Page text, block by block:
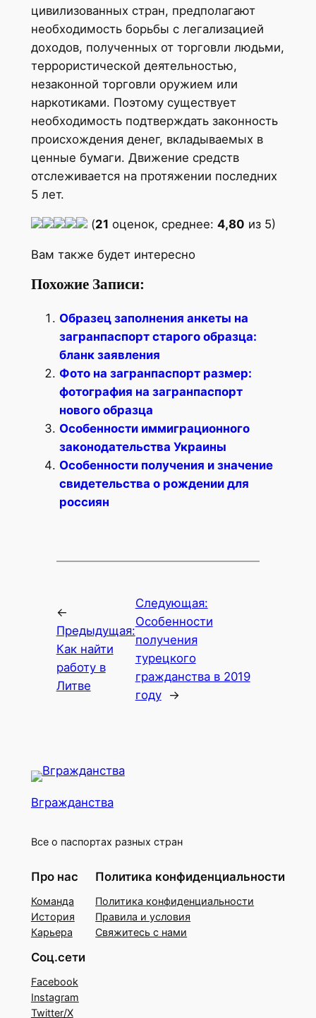
цивилизованных стран, предполагают
необходимость борьбы с легализацией
доходов, полученных от торговли людьми,
террористической деятельностью,
незаконной торговли оружием или
наркотиками. Поэтому существует
необходимость подтверждать законность
происхождения денег, вкладываемых в
ценные бумаги. Движение средств
отслеживается на протяжении последних
5 лет.
(21 оценок, среднее: 4,80 из 5)
Вам также будет интересно
Похожие Записи:
Образец заполнения анкеты на
загранпаспорт старого образца:
бланк заявления
Фото на загранпаспорт размер:
фотография на загранпаспорт
нового образца
Особенности иммиграционного
законодательства Украины
Особенности получения и значение
свидетельства о рождении для
россиян
←
Предыдущая:
Как найти
работу в
Литве
Следующая:
Особенности
получения
турецкого
гражданства в 2019
году
→
Вгражданства
Все о паспортах разных стран
Про нас
Команда
История
Карьера
Политика конфиденциальности
Политика конфиденциальности
Правила и условия
Свяжитесь с нами
Соц.сети
Facebook
Instagram
Twitter/X